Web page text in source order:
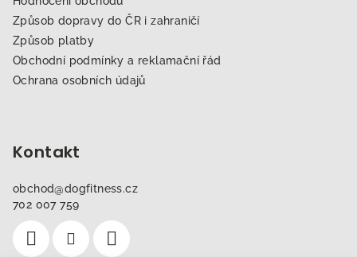
Způsob dopravy do ČR i zahraničí
Způsob platby
Obchodní podmínky a reklamační řád
Ochrana osobních údajů
Kontakt
obchod@dogfitness.cz
702 007 759